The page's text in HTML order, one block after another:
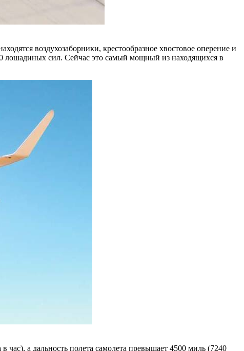
воздухозаборники, крестообразное хвостовое оперение и
сил. Сейчас это самый мощный из находящихся в
час), а дальность полета самолета превышает 4500 миль (7240